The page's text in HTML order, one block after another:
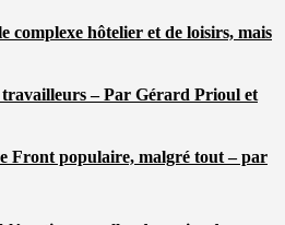
complexe hôtelier et de loisirs, mais
– Par Gérard Prioul et
Front populaire, malgré tout – par